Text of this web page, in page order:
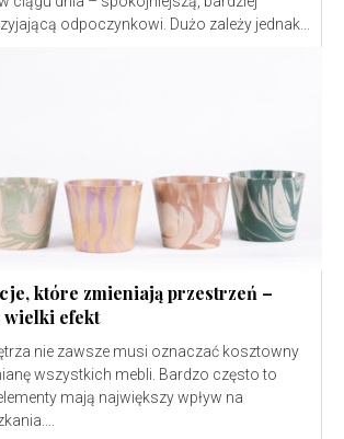
odpoczynkowi. Dużo zależy jednak...
które zmieniają przestrzeń –
wielki efekt
nie zawsze musi oznaczać kosztowny
wszystkich mebli. Bardzo często to
mają największy wpływ na